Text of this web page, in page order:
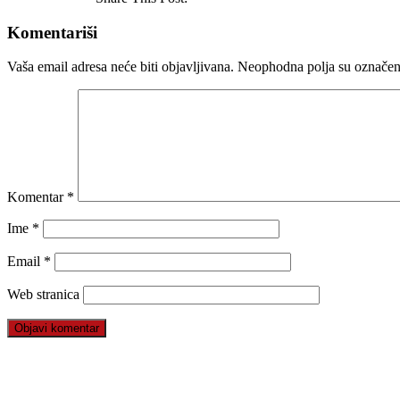
Komentariši
Vaša email adresa neće biti objavljivana. Neophodna polja su
Komentar *
Ime *
Email *
Web stranica